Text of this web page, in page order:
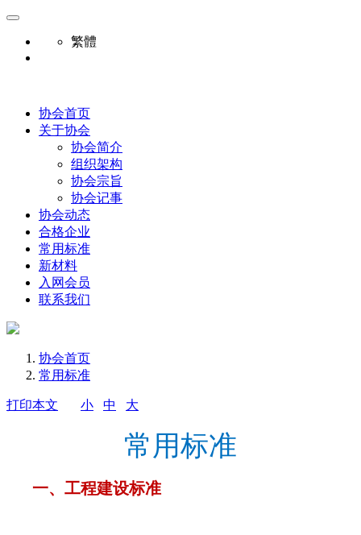
繁體
协会首页
关于协会
协会简介
组织架构
协会宗旨
协会记事
协会动态
合格企业
常用标准
新材料
入网会员
联系我们
协会首页
常用标准
打印本文 小 中 大
常用标准
一、工程建设标准